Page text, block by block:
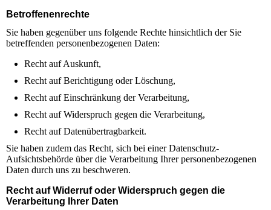
Betroffenenrechte
Sie haben gegenüber uns folgende Rechte hinsichtlich der Sie
betreffenden personenbezogenen Daten:
Recht auf Auskunft,
Recht auf Berichtigung oder Löschung,
Recht auf Einschränkung der Verarbeitung,
Recht auf Widerspruch gegen die Verarbeitung,
Recht auf Datenübertragbarkeit.
Sie haben zudem das Recht, sich bei einer Datenschutz-
Aufsichtsbehörde über die Verarbeitung Ihrer personenbezogenen
Daten durch uns zu beschweren.
Recht auf Widerruf oder Widerspruch gegen die
Verarbeitung Ihrer Daten